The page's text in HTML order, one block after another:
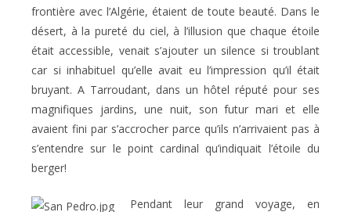
frontière avec l’Algérie, étaient de toute beauté. Dans le
désert, à la pureté du ciel, à l’illusion que chaque étoile
était accessible, venait s’ajouter un silence si troublant
car si inhabituel qu’elle avait eu l’impression qu’il était
bruyant. A Tarroudant, dans un hôtel réputé pour ses
magnifiques jardins, une nuit, son futur mari et elle
avaient fini par s’accrocher parce qu’ils n’arrivaient pas à
s’entendre sur le point cardinal qu’indiquait l’étoile du
berger!
Pendant leur grand voyage, en